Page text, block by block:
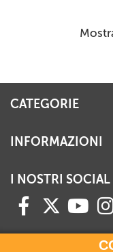
CATEGORIE
INFORMAZIONI
I NOSTRI
HAI BISOGNO